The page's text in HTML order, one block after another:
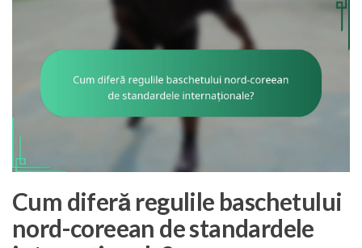
Cum diferă regulile baschetului
nord-coreean de standardele